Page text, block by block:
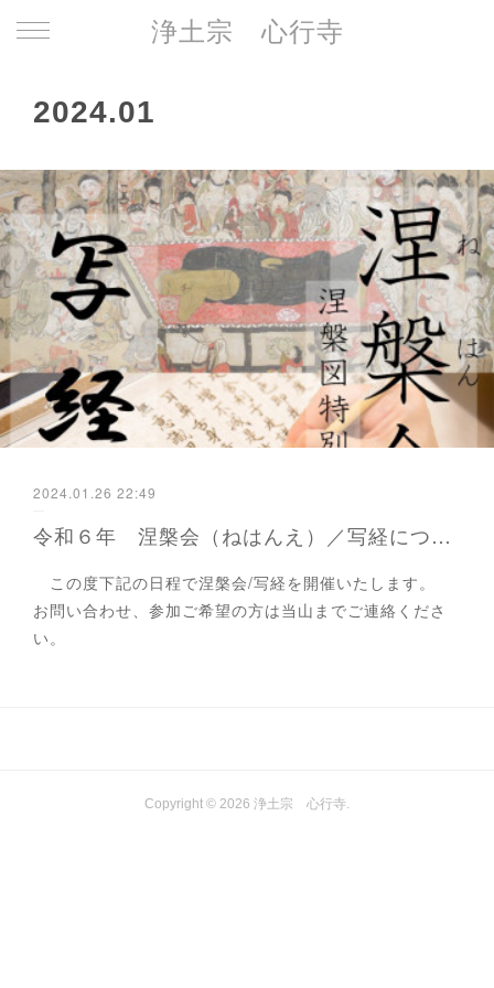
浄土宗 心行寺
2024.01
2024.01.26 22:49
令和６年 涅槃会（ねはんえ）／写経について
この度下記の日程で涅槃会/写経を開催いたします。
お問い合わせ、参加ご希望の方は当山までご連絡くださ
い。
Copyright © 2026 浄土宗 心行寺.